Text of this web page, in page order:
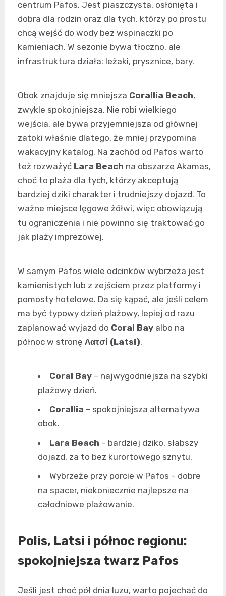
centrum Pafos. Jest piaszczysta, osłonięta i
dobra dla rodzin oraz dla tych, którzy po prostu
chcą wejść do wody bez wspinaczki po
kamieniach. W sezonie bywa tłoczno, ale
infrastruktura działa: leżaki, prysznice, bary.
Obok znajduje się mniejsza Corallia Beach,
zwykle spokojniejsza. Nie robi wielkiego
wejścia, ale bywa przyjemniejsza od głównej
zatoki właśnie dlatego, że mniej przypomina
wakacyjny katalog. Na zachód od Pafos warto
też rozważyć Lara Beach na obszarze Akamas,
choć to plaża dla tych, którzy akceptują
bardziej dziki charakter i trudniejszy dojazd. To
ważne miejsce lęgowe żółwi, więc obowiązują
tu ograniczenia i nie powinno się traktować go
jak plaży imprezowej.
W samym Pafos wiele odcinków wybrzeża jest
kamienistych lub z zejściem przez platformy i
pomosty hotelowe. Da się kąpać, ale jeśli celem
ma być typowy dzień plażowy, lepiej od razu
zaplanować wyjazd do Coral Bay albo na
północ w stronę Λατσί (Latsi).
Coral Bay – najwygodniejsza na szybki
plażowy dzień.
Corallia – spokojniejsza alternatywa
obok.
Lara Beach – bardziej dziko, słabszy
dojazd, za to bez kurortowego sznytu.
Wybrzeże przy porcie w Pafos – dobre
na spacer, niekoniecznie najlepsze na
całodniowe plażowanie.
Polis, Latsi i północ regionu:
spokojniejsza twarz Pafos
Jeśli jest choć pół dnia luzu, warto pojechać do